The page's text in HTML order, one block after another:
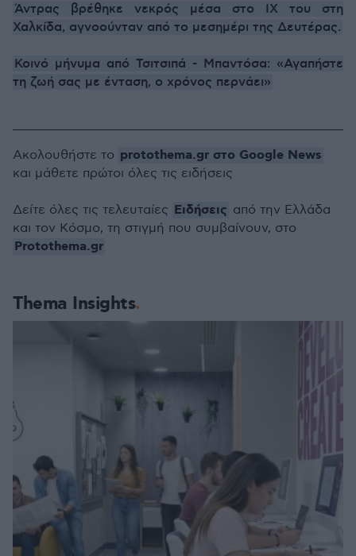
Άντρας βρέθηκε νεκρός μέσα στο ΙΧ του στη
Χαλκίδα, αγνοούνταν από το μεσημέρι της Δευτέρας.
Κοινό μήνυμα από Τσιτσιπά - Μπαντόσα: «Αγαπήστε
τη ζωή σας με ένταση, ο χρόνος περνάει»
Thema Insights
Ακολουθήστε το protothema.gr στο Google News
και μάθετε πρώτοι όλες τις ειδήσεις
Δείτε όλες τις τελευταίες Ειδήσεις από την Ελλάδα
και τον Κόσμο, τη στιγμή που συμβαίνουν, στο
Protothema.gr